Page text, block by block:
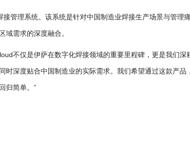
接管理系统。该系统是针对中国制造业焊接生产场景与管理
域需求的深度融合。
不仅是伊萨在数字化焊接领域的重要里程碑，更是我们深
时深度贴合中国制造业的实际需求。我们希望通过这款产品
归简单。”